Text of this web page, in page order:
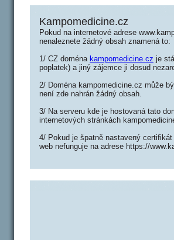
Kampomedicine.cz
Pokud na internetové adrese
nenaleznete žádný obsah znamená to:
1/ CZ doména kampomedicine.cz je
poplatek) a jiný zájemce ji dosud
2/ Doména kampomedicine.cz může
není zde nahrán žádný obsah.
3/ Na serveru kde je hostovaná tato
internetových stránkách
4/ Pokud je špatně nastavený
web nefunguje na adrese https://